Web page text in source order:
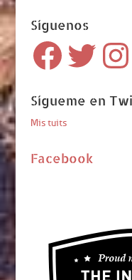
Síguenos
Facebook Twitter
Sígueme en
Mis tuits
Facebook